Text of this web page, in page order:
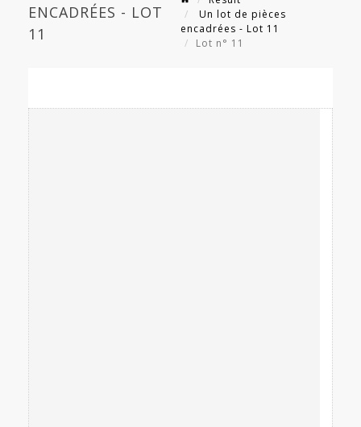
ENCADRÉES - LOT
11
Un lot de pièces
encadrées - Lot 11
Lot n° 11